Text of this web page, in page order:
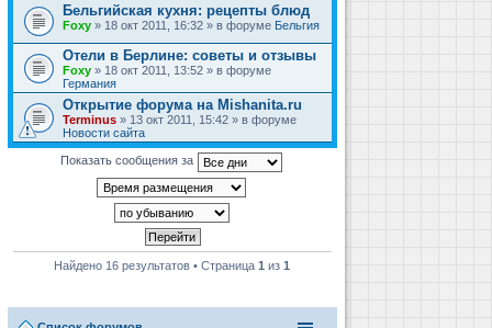
Бельгийская кухня: рецепты блюд
Foxy » 18 окт 2011, 16:32 » в форуме Бельгия
Отели в Берлине: советы и отзывы
Foxy » 18 окт 2011, 13:52 » в форуме
Германия
Открытие форума на Mishanita.ru
Terminus » 13 окт 2011, 15:42 » в форуме
Новости сайта
Показать сообщения за
Найдено 16 результатов • Страница1 из1